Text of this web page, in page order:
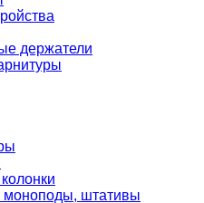
держатели
штативы